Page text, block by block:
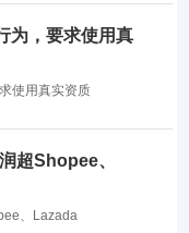
为，要求使用真
使用真实资质
超Shopee、
、Lazada